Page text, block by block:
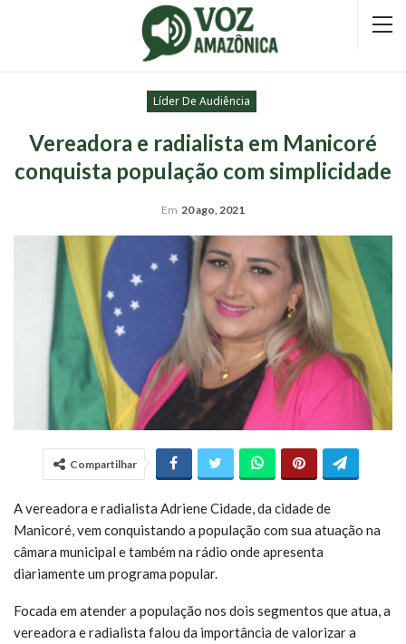
Líder De Audiência
Vereadora e radialista em Manicoré
conquista população com simplicidade
Em 20 ago, 2021
Compartilhar
A vereadora e radialista Adriene Cidade, da cidade de
Manicoré, vem conquistando a população com sua atuação na
câmara municipal e também na rádio onde apresenta
diariamente um programa popular.
Focada em atender a população nos dois segmentos que atua, a
vereadora e radialista falou da importância de valorizar a